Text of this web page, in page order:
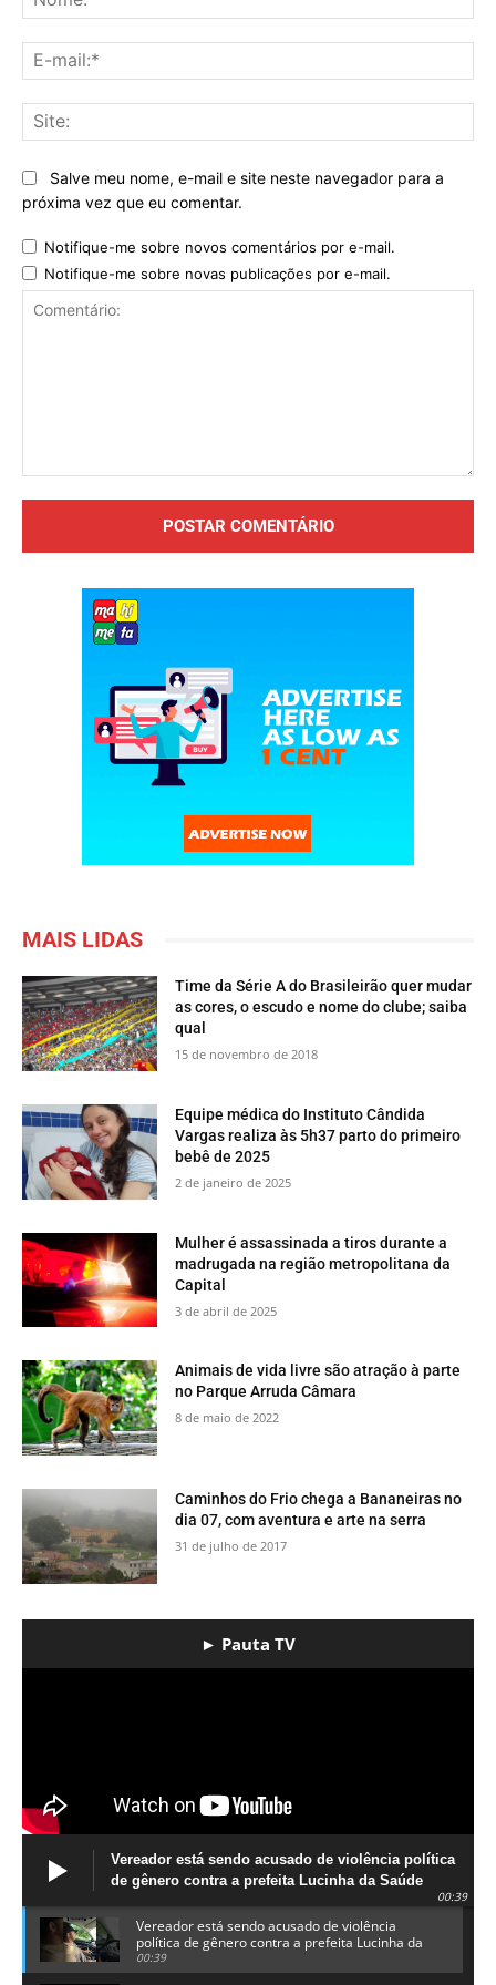
Salve meu nome, e-mail e site neste navegador para a
próxima vez que eu comentar.
Notifique-me sobre novos comentários por e-mail.
Notifique-me sobre novas publicações por e-mail.
MAIS LIDAS
Time da Série A do Brasileirão quer mudar
as cores, o escudo e nome do clube; saiba
qual
15 de novembro de 2018
Equipe médica do Instituto Cândida
Vargas realiza às 5h37 parto do primeiro
bebê de 2025
2 de janeiro de 2025
Mulher é assassinada a tiros durante a
madrugada na região metropolitana da
Capital
3 de abril de 2025
​Animais de vida livre são atração à parte
no Parque Arruda Câmara
8 de maio de 2022
​Caminhos do Frio chega a Bananeiras no
dia 07, com aventura e arte na serra
31 de julho de 2017
► Pauta TV
Vereador está sendo acusado de violência política
de gênero contra a prefeita Lucinha da Saúde
00:39
Vereador está sendo acusado de violência
política de gênero contra a prefeita Lucinha da
Saúde
00:39